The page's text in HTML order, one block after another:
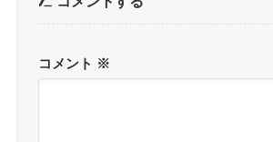
コメント ※